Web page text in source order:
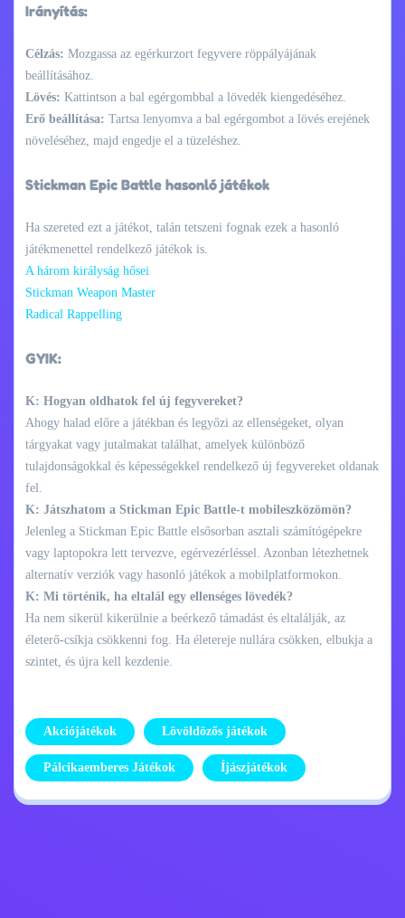
Irányítás:
Célzás: Mozgassa az egérkurzort fegyvere röppályájának
beállításához.
Lövés: Kattintson a bal egérgombbal a lövedék kiengedéséhez.
Erő beállítása: Tartsa lenyomva a bal egérgombot a lövés erejének
növeléséhez, majd engedje el a tüzeléshez.
Stickman Epic Battle hasonló játékok
Ha szereted ezt a játékot, talán tetszeni fognak ezek a hasonló
játékmenettel rendelkező játékok is.
A három királyság hősei
Stickman Weapon Master
Radical Rappelling
GYIK:
K: Hogyan oldhatok fel új fegyvereket?
Ahogy halad előre a játékban és legyőzi az ellenségeket, olyan
tárgyakat vagy jutalmakat találhat, amelyek különböző
tulajdonságokkal és képességekkel rendelkező új fegyvereket oldanak
fel.
K: Játszhatom a Stickman Epic Battle-t mobileszközömön?
Jelenleg a Stickman Epic Battle elsősorban asztali számítógépekre
vagy laptopokra lett tervezve, egérvezérléssel. Azonban létezhetnek
alternatív verziók vagy hasonló játékok a mobilplatformokon.
K: Mi történik, ha eltalál egy ellenséges lövedék?
Ha nem sikerül kikerülnie a beérkező támadást és eltalálják, az
életerő-csíkja csökkenni fog. Ha életereje nullára csökken, elbukja a
szintet, és újra kell kezdenie.
Akciójátékok Lövöldözős játékok
Pálcikaemberes Játékok Íjászjátékok